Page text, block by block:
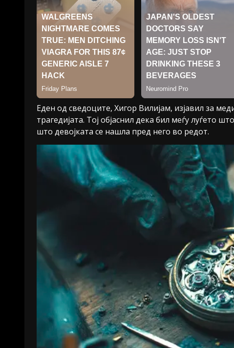
Еден од сведоците, Хигор Вилијам, изјавил за
трагедијата. Тој објаснил дека бил меѓу луѓето
што девојката се нашла пред него во редот.